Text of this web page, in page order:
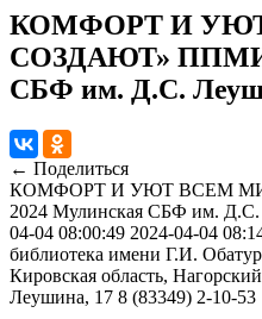
КОМФОРТ И
СОЗДАЮТ» ППМИ
СБФ им. Д.С.
← Поделиться
КОМФОРТ И УЮТ ВСЕМ
2024 Мулинская СБФ им.
04-04 08:00:49 2024-04-04
библиотека имени Г.И.
Кировская область,
Леушина, 17 8 (83349) 2-10-53